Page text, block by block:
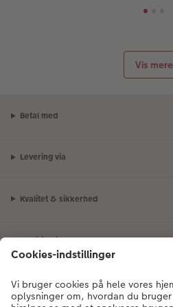
Vis mere
Betal med
Levering via
Kvalitet & sikkerhed
Certificeringer og ansvar
Kundeservice